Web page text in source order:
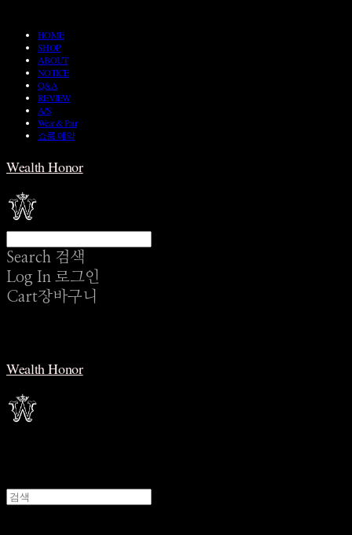
HOME
SHOP
ABOUT
NOTICE
Q&A
REVIEW
A/S
Wear & Pair
쇼룸 예약
Wealth Honor
Search 검색
Log In 로그인
Cart장바구니
Wealth Honor